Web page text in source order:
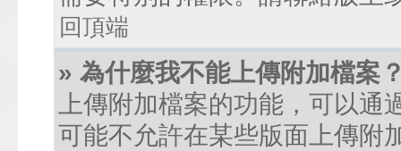
回頂端
» 為什麼我不能上傳附加檔案
上傳附加檔案的功能，可以
可能不允許在某些版面上傳附